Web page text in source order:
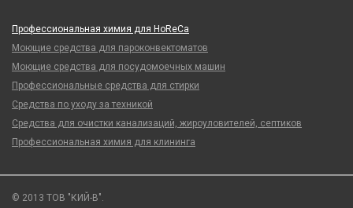
Профессиональная химия для HoReCa
Моющие средства для пароконвектоматов
Моющие средства для посудомоечных машин
Профессиональные средства для стирки
Средства по уходу за техникой
Средства для очистки канализаций, жироуловителей, септиков
Профессиональная химия для клининга
© 2013 ТОВ "КИЙ-В".